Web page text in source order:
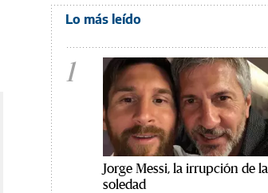
Lo más leído
1
Jorge Messi, la irrupción de la
soledad